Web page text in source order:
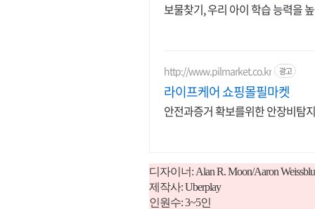
보물찾기, 우리 아이 학습 능력을
http://www.pilmarket.co.kr 광고
라이프케어 쇼핑몰필마켓
안전과증거 확
디자이너: Alan R. Moon/Aaron
제작사: Uberplay
인원수: 3~5인